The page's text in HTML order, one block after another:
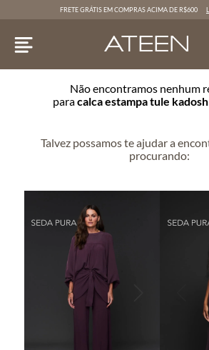
FRETE GRÁTIS EM COMPRAS ACIMA DE R$600
Não encontramos nenhum
paracalca estampa tule
Talvez possamos te ajudar a
procurando: